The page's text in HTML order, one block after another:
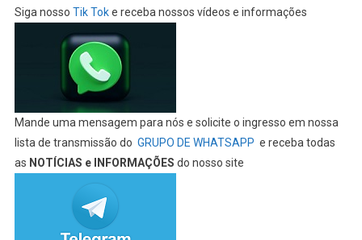
Siga nosso Tik Toke receba nossos vídeos e informações
Mande uma mensagem para nós e solicite o ingresso em nossa
lista de transmissão do GRUPO DE WHATSAPP e receba todas
as NOTÍCIAS e INFORMAÇÕES do nosso site